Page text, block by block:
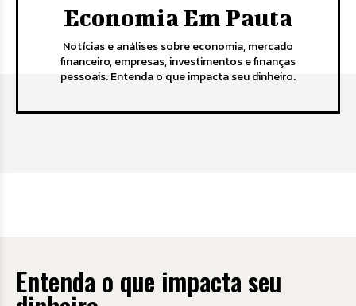
Economia Em Pauta
Notícias e análises sobre economia, mercado
financeiro, empresas, investimentos e finanças
pessoais. Entenda o que impacta seu dinheiro.
Entenda o que impacta seu